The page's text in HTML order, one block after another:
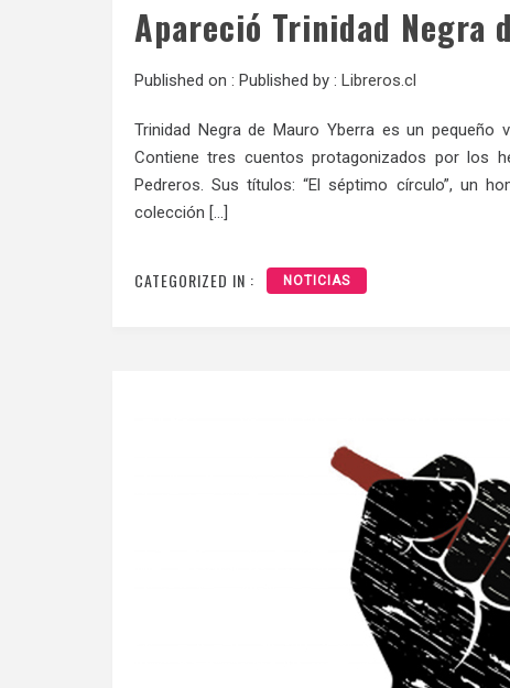
Apareció Trinidad Negra
Published on : Published by : Libreros.cl
Trinidad Negra de Mauro Yberra es un
Contiene tres cuentos protagonizados por los
Pedreros. Sus títulos: “El séptimo círculo”, un
colección […]
CATEGORIZED IN : NOTICIAS